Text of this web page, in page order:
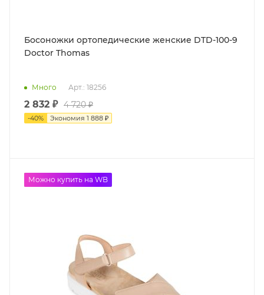
Босоножки ортопедические женские DTD-100-9
Doctor Thomas
Много Арт.: 18256
2 832 ₽ 4 720 ₽
-40% Экономия 1 888 ₽
до -50%
Можно купить на WB